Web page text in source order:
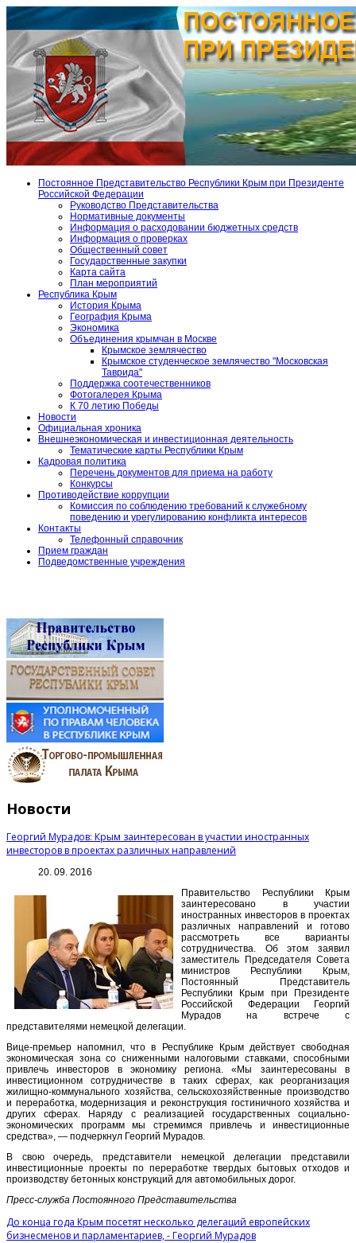
Постоянное Представительство Республики Крым при Президенте
Российской Федерации
Руководство Представительства
Нормативные документы
Информация о расходовании бюджетных средств
Информация о проверках
Общественный совет
Государственные закупки
Карта сайта
План мероприятий
Республика Крым
История Крыма
География Крыма
Экономика
Объединения крымчан в Москве
Крымское землячество
Крымское студенческое землячество "Московская
Таврида"
Поддержка соотечественников
Фотогалерея Крыма
К 70 летию Победы
Новости
Официальная хроника
Внешнеэкономическая и инвестиционная деятельность
Тематические карты Республики Крым
Кадровая политика
Перечень документов для приема на работу
Конкурсы
Противодействие коррупции
Комиссия по соблюдению требований к служебному
поведению и урегулированию конфликта интересов
Контакты
Телефонный справочник
Прием граждан
Подведомственные учреждения
Новости
Георгий Мурадов: Крым заинтересован в участии иностранных
инвесторов в проектах различных направлений
20. 09. 2016
Правительство Республики Крым
заинтересовано в участии
иностранных инвесторов в проектах
различных направлений и готово
рассмотреть все варианты
сотрудничества. Об этом заявил
заместитель Председателя Совета
министров Республики Крым,
Постоянный Представитель
Республики Крым при Президенте
Российской Федерации Георгий
Мурадов на встрече с
представителями немецкой делегации.
Вице-премьер напомнил, что в Республике Крым действует свободная
экономическая зона со сниженными налоговыми ставками, способными
привлечь инвесторов в экономику региона. «Мы заинтересованы в
инвестиционном сотрудничестве в таких сферах, как реорганизация
жилищно-коммунального хозяйства, сельскохозяйственные производство
и переработка, модернизация и реконструкция гостиничного хозяйства и
других сферах. Наряду с реализацией государственных социально-
экономических программ мы стремимся привлечь и инвестиционные
средства», — подчеркнул Георгий Мурадов.
В свою очередь, представители немецкой делегации представили
инвестиционные проекты по переработке твердых бытовых отходов и
производству бетонных конструкций для автомобильных дорог.
Пресс-служба Постоянного Представительства
До конца года Крым посетят несколько делегаций европейских
бизнесменов и парламентариев, - Георгий Мурадов